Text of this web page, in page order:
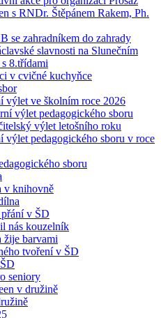
s RNDr. Štěpánem Rakem, Ph.
se zahradníkem do zahrady
slavnosti na Slunečním
8.třídami
v cvičné kuchyňce
výlet ve školním roce 2026
výlet pedagogického sboru
výlet letošního roku
výlet pedagogického sboru v roce
sboru
v knihovně
v ŠD
nás kouzelník
žije barvami
tvoření v ŠD
seniory
v družině